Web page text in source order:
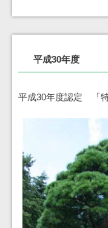
平成30年度
平成30年度認定 「特